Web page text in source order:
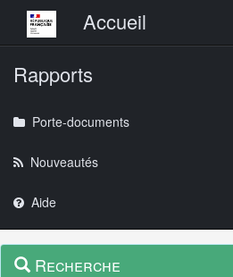
Menu principalAccueil
Rapports
Porte-documents
Nouveautés
Aide
Navigation
Menu
contextuel
Recherche